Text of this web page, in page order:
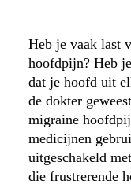
Heb je vaak last
hoofdpijn? Heb
dat je hoofd uit
de dokter
migraine
medicijnen
uitgeschakeld
die frustrerende